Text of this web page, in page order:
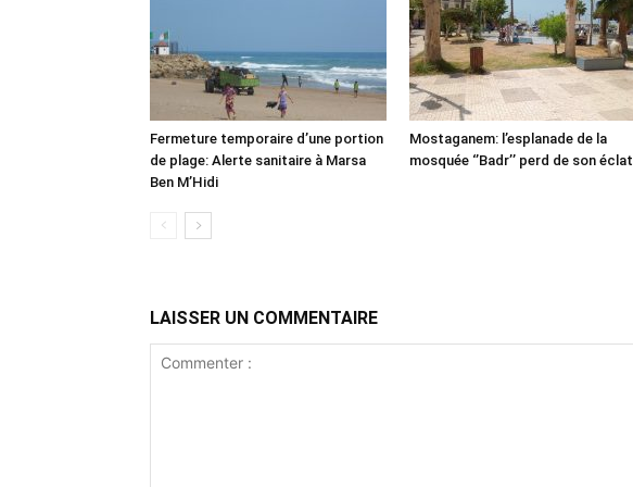
Fermeture temporaire d’une portion
de plage: Alerte sanitaire à Marsa
Ben M’Hidi
Mostaganem: l’esplanade de la
mosquée ‘’Badr’’ perd de son éclat
LAISSER UN COMMENTAIRE